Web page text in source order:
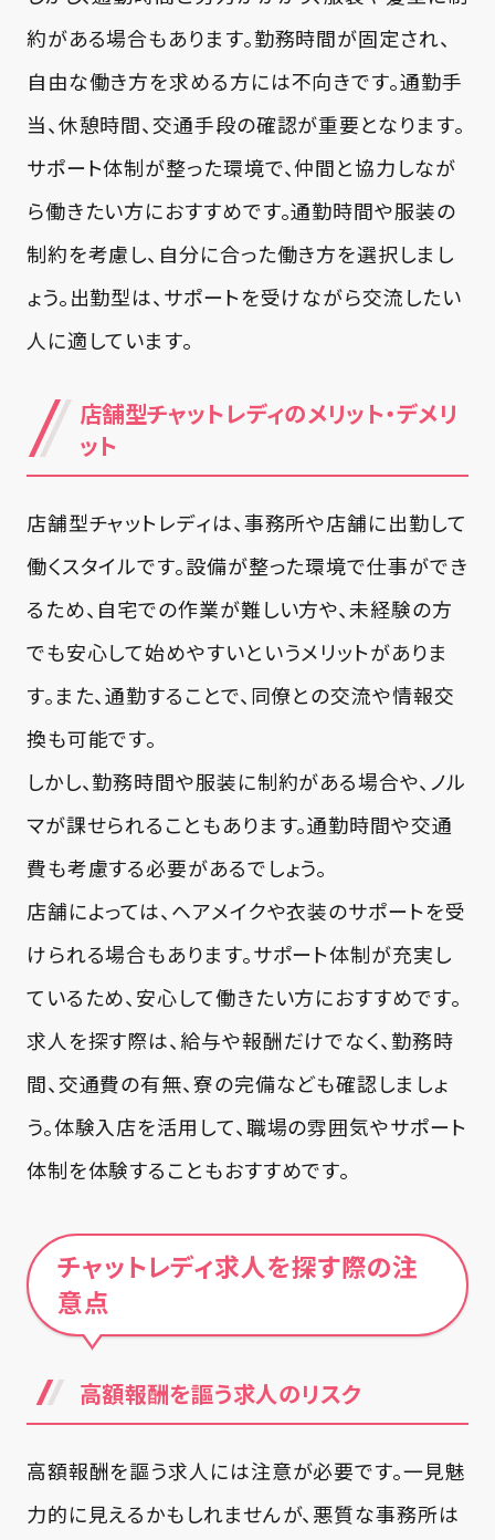
約がある場合もあります。勤務時間が固定され、
自由な働き方を求める方には不向きです。通勤手
当、休憩時間、交通手段の確認が重要となります。
サポート体制が整った環境で、仲間と協力しなが
ら働きたい方におすすめです。通勤時間や服装の
制約を考慮し、自分に合った働き方を選択しまし
ょう。出勤型は、サポートを受けながら交流したい
人に適しています。
店舗型チャットレディのメリット・デメリ
ット
店舗型チャットレディは、事務所や店舗に出勤して
働くスタイルです。設備が整った環境で仕事ができ
るため、自宅での作業が難しい方や、未経験の方
でも安心して始めやすいというメリットがありま
す。また、通勤することで、同僚との交流や情報交
換も可能です。
しかし、勤務時間や服装に制約がある場合や、ノル
マが課せられることもあります。通勤時間や交通
費も考慮する必要があるでしょう。
店舗によっては、ヘアメイクや衣装のサポートを受
けられる場合もあります。サポート体制が充実し
ているため、安心して働きたい方におすすめです。
求人を探す際は、給与や報酬だけでなく、勤務時
間、交通費の有無、寮の完備なども確認しましょ
う。体験入店を活用して、職場の雰囲気やサポート
体制を体験することもおすすめです。
チャットレディ求人を探す際の注
意点
高額報酬を謳う求人のリスク
高額報酬を謳う求人には注意が必要です。一見魅
力的に見えるかもしれませんが、悪質な事務所は